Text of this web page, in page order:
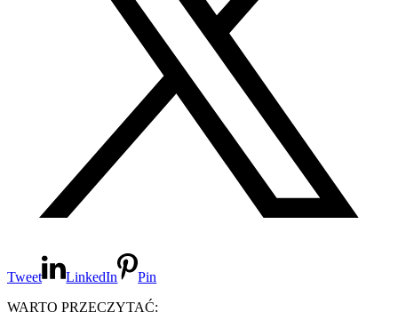
Tweet LinkedIn
Pin
WARTO PRZECZYTAĆ: